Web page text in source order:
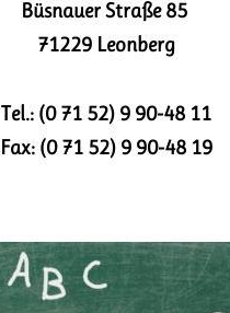
Büsnauer Straße 85
71229 Leonberg
Tel.: (0 71 52) 9 90-48 11
Fax: (0 71 52) 9 90-48 19